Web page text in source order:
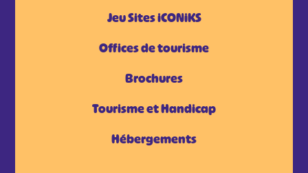
Jeu Sites iCONiKS
Offices de tourisme
Brochures
Tourisme et Handicap
Hébergements